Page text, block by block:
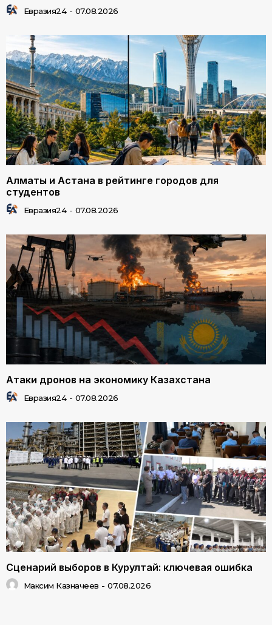
Евразия24 - 07.08.2026
Алматы и Астана в рейтинге городов для
студентов
Евразия24 - 07.08.2026
Атаки дронов на экономику Казахстана
Евразия24 - 07.08.2026
Сценарий выборов в Курултай: ключевая ошибка
Максим Казначеев - 07.08.2026